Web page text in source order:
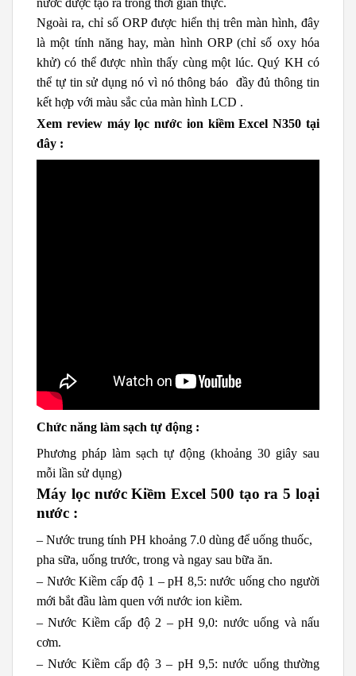
Ngoài ra, chỉ số ORP được hiển thị trên màn hình, đây
là một tính năng hay, màn hình ORP (chỉ số oxy hóa
khử) có thể được nhìn thấy cùng một lúc. Quý KH có
thể tự tin sử dụng nó vì nó thông báo đầy đủ thông tin
kết hợp với màu sắc của màn hình LCD .
Xem review máy lọc nước ion kiềmExcel N350tại
đây :
Chức năng làm sạch tự động :
Phương pháp làm sạch tự động (khoảng 30 giây sau
mỗi lần sử dụng)
Máy lọc nước Kiềm Excel 500 tạo ra 5 loại
nước :
– Nước trung tính PH khoảng 7.0 dùng để uống thuốc,
pha sữa, uống trước, trong và ngay sau bữa ăn.
– Nước Kiềm cấp độ 1 – pH 8,5: nước uống cho người
mới bắt đầu làm quen với nước ion kiềm.
– Nước Kiềm cấp độ 2 – pH 9,0: nước uống và nấu
cơm.
– Nước Kiềm cấp độ 3 – pH 9,5: nước uống thường